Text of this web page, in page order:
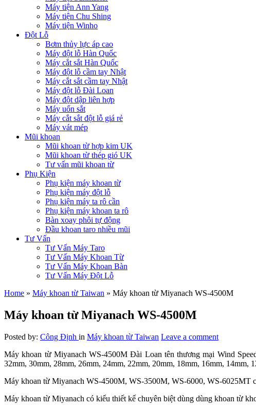
Máy tiện Ann Yang
Máy tiện Chu Shing
Máy tiện Winho
Đột Lỗ
Bơm thủy lực áp cao
Máy đột lỗ Hàn Quốc
Máy cắt sắt Hàn Quốc
Máy đột lỗ cầm tay Nhật
Máy cắt sắt cầm tay Nhật
Máy đột lỗ Đài Loan
Máy đột dập liên hợp
Máy uốn sắt
Máy cắt sắt đột lỗ giá rẻ
Máy vát mép
Mũi khoan
Mũi khoan từ hợp kim UK
Mũi khoan từ thép gió UK
Tư vấn mũi khoan từ
Phụ Kiện
Phụ kiện máy khoan từ
Phụ kiện máy đột lỗ
Phụ kiện máy ta rô cần
Phụ kiện máy khoan ta rô
Bàn xoay phôi tự động
Đầu khoan taro nhiều mũi
Tư Vấn
Tư Vấn Máy Taro
Tư Vấn Máy Khoan Từ
Tư Vấn Máy Khoan Bàn
Tư Vấn Máy Đột Lỗ
Home » Máy khoan từ Taiwan » Máy khoan từ Miyanach WS-4500M
Máy khoan từ Miyanach WS-4500M
Posted by: Công Định in Máy khoan từ Taiwan Leave a comment
Máy khoan từ Miyanach WS-4500M Đài Loan tên thương mại Wind
32mm, 30mm, 28mm, 26mm, 24mm, 22mm, 20mm, 18mm, 16mm, 14mm,
Máy khoan từ Miyanach WS-4500M, WS-3500M, WS-6000, WS-6025MT
Máy khoan từ Miyanach có kiểu thiết kế chuyên biệt dùng dùng khoan từ